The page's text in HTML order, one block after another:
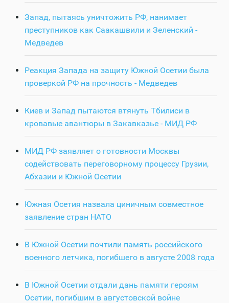
Запад, пытаясь уничтожить РФ, нанимает
преступников как Саакашвили и Зеленский -
Медведев
Реакция Запада на защиту Южной Осетии была
проверкой РФ на прочность - Медведев
Киев и Запад пытаются втянуть Тбилиси в
кровавые авантюры в Закавказье - МИД РФ
МИД РФ заявляет о готовности Москвы
содействовать переговорному процессу Грузии,
Абхазии и Южной Осетии
Южная Осетия назвала циничным совместное
заявление стран НАТО
В Южной Осетии почтили память российского
военного летчика, погибшего в августе 2008 года
В Южной Осетии отдали дань памяти героям
Осетии, погибшим в августовской войне